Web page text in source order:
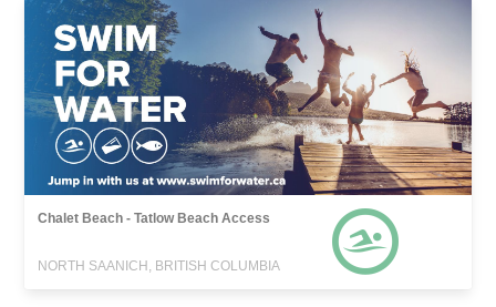
Chalet Beach - Tatlow Beach Access
NORTH SAANICH, BRITISH COLUMBIA